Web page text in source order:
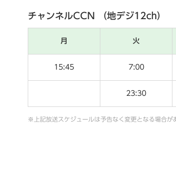
チャンネルCCN （地デジ12ch）
月 火
15:45 7:00
23:30
※上記放送スケジュールは予告なく変更となる場合が